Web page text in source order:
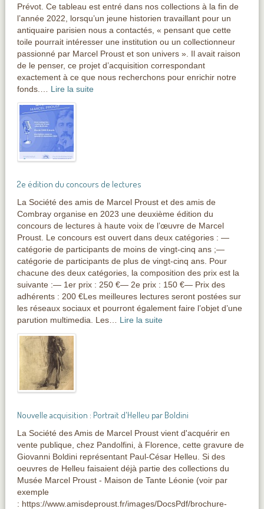
Prévot. Ce tableau est entré dans nos collections à la fin de
l’année 2022, lorsqu’un jeune historien travaillant pour un
antiquaire parisien nous a contactés, « pensant que cette
toile pourrait intéresser une institution ou un collectionneur
passionné par Marcel Proust et son univers ». Il avait raison
de le penser, ce projet d’acquisition correspondant
exactement à ce que nous recherchons pour enrichir notre
fonds.… Lire la suite
2e édition du concours de lectures
La Société des amis de Marcel Proust et des amis de
Combray organise en 2023 une deuxième édition du
concours de lectures à haute voix de l’œuvre de Marcel
Proust. Le concours est ouvert dans deux catégories : —
catégorie de participants de moins de vingt-cinq ans ;—
catégorie de participants de plus de vingt-cinq ans. Pour
chacune des deux catégories, la composition des prix est la
suivante :— 1er prix : 250 €— 2e prix : 150 €— Prix des
adhérents : 200 €Les meilleures lectures seront postées sur
les réseaux sociaux et pourront également faire l’objet d’une
parution multimedia. Les… Lire la suite
Nouvelle acquisition : Portrait d'Helleu par Boldini
La Société des Amis de Marcel Proust vient d'acquérir en
vente publique, chez Pandolfini, à Florence, cette gravure de
Giovanni Boldini représentant Paul-César Helleu. Si des
oeuvres de Helleu faisaient déjà partie des collections du
Musée Marcel Proust - Maison de Tante Léonie (voir par
exemple
: https://www.amisdeproust.fr/images/DocsPdf/brochure-